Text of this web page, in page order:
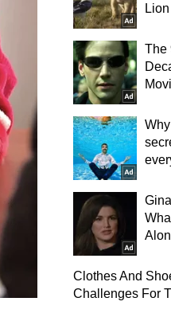
The
Clothes And
Challenges For